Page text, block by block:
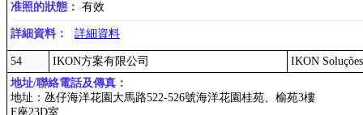
准照的狀態： 有效
詳細資料： 詳細資料
54 IKON方案有限公司
IKON
地址/聯絡電話及傳真：
地址：氹仔海洋花園大馬路522-526號海洋花園桂苑、榆苑3樓
F座23D室